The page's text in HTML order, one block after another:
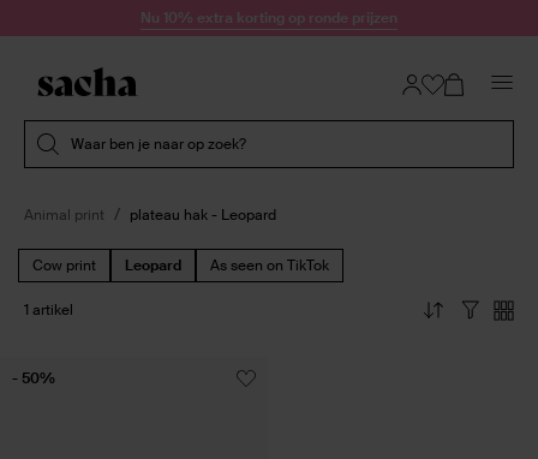
Doorgaan naar artikelNu 10% extra korting op ronde prijzen
Waar ben je naar op zoek?
Animal print plateau hak - Leopard
Cow print Leopard As seen on TikTok
1 artikel
- 50%